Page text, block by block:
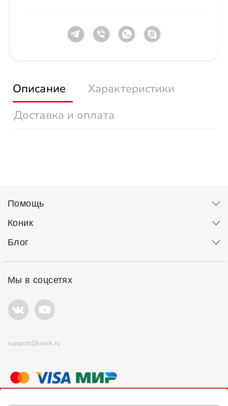
Описание
Характеристики
Доставка и оплата
Помощь
Коник
Блог
Мы в соцсетях
support@konik.ru